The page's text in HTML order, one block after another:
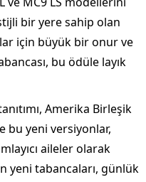
bir yere sahip olan
için büyük bir onur ve
bu ödüle layık
Amerika Birleşik
bu yeni versiyonlar,
aileler olarak
yeni tabancaları, günlük